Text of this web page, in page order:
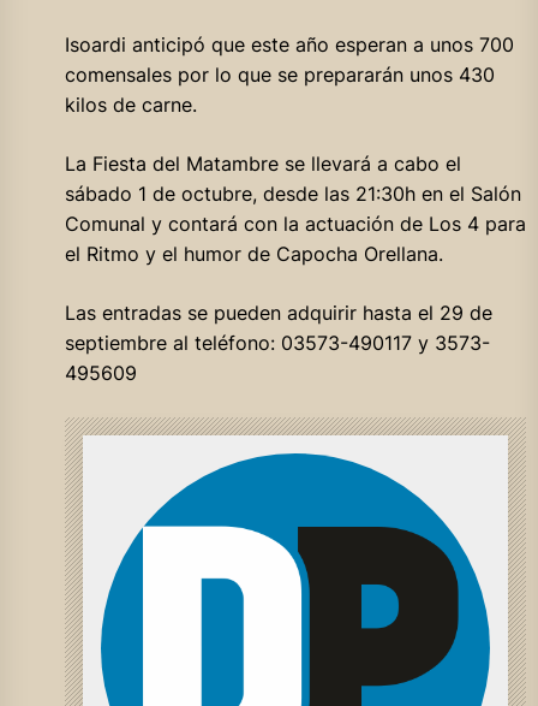
Isoardi anticipó que este año esperan a unos 700
comensales por lo que se prepararán unos 430
kilos de carne.
La Fiesta del Matambre se llevará a cabo el
sábado 1 de octubre, desde las 21:30h en el Salón
Comunal y contará con la actuación de Los 4 para
el Ritmo y el humor de Capocha Orellana.
Las entradas se pueden adquirir hasta el 29 de
septiembre al teléfono: 03573-490117 y 3573-
495609